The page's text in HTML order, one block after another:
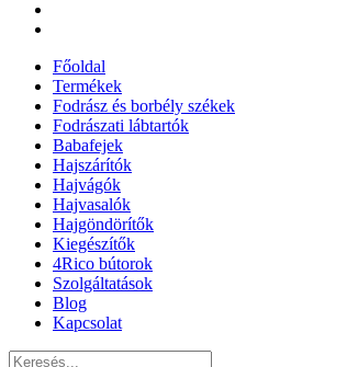
Főoldal
Termékek
Fodrász és borbély székek
Fodrászati lábtartók
Babafejek
Hajszárítók
Hajvágók
Hajvasalók
Hajgöndörítők
Kiegészítők
4Rico bútorok
Szolgáltatások
Blog
Kapcsolat
Keresés...